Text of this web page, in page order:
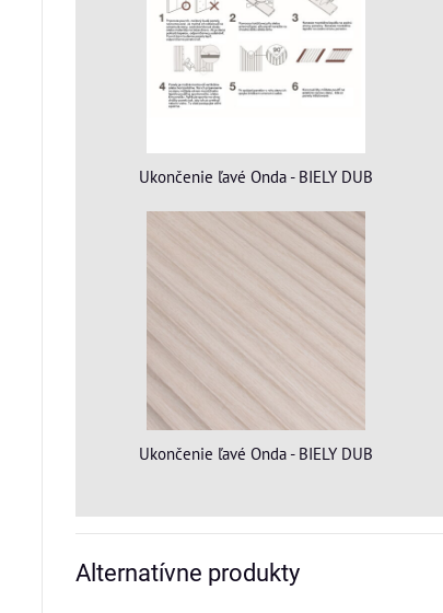
Ukončenie ľavé Onda - BIELY DUB
Ukončenie ľavé Onda - BIELY DUB
Alternatívne produkty